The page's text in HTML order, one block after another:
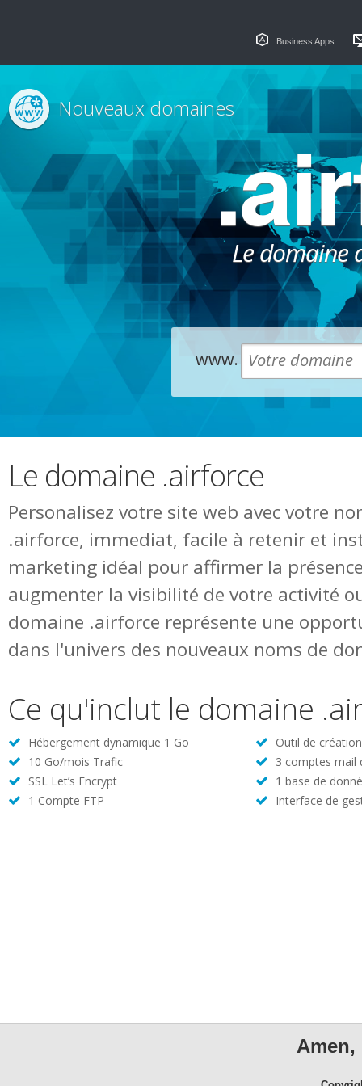
Business Apps
Le domaine
Nouveaux domaines
www.
Le domaine .airforce
Personalisez votre site web avec votre
.airforce, immediat, facile à retenir et
marketing idéal pour affirmer la
augmenter la visibilité de votre activité
domaine .airforce représente une
dans l'univers des nouveaux noms de
Ce qu'inclut le domaine
Hébergement dynamique 1 Go
Outil de
10 Go/mois Trafic
3 comptes mail
SSL Let’s Encrypt
1 base de
1 Compte FTP
Interface de